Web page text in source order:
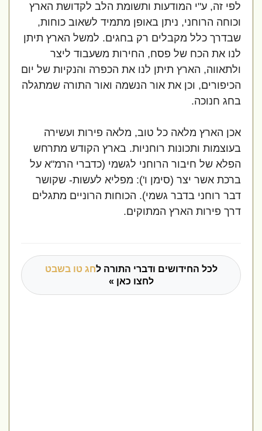
לפי זה, ע"י המודעות ותשומת הלב לקדושת הארץ
וכוחה הרוחני, ניתן באופן מתמיד לשאוב כוחות,
שבדרך כלל מקבלים רק בחגים. למשל הארץ תיתן
לנו את הכח של פסח, החירות משעבוד ליצר
ולתאווה, הארץ תיתן לנו את הכפרה והנקיות של יום
הכיפורים, וכן את אור הנשמה ואור התורה שמתגלה
בחג חנוכה.
אכן הארץ מלאה כל טוב, מלאה פירות ועשירה
בעוצמות ותכונות רוחניות. בארץ הקודש מתרחש
הפלא של חיבור הרוחני לגשמי (כדברי הרמ"א על
ברכת אשר יצר (סימן ו'): מפליא לעשות- שקושר
דבר רוחני בדבר גשמי). הכוחות הרוניים מתגלים
דרך פירות הארץ המתוקים.
לכל החידושים ודברי התורה לחג טו בשבט
לחצו כאן »